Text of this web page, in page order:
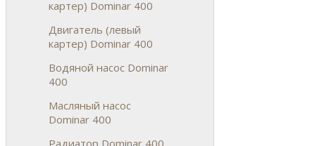
картер) Dominar 400
Двигатель (левый
картер) Dominar 400
Водяной насос Dominar
400
Масляный насос
Dominar 400
Радиатор Dominar 400